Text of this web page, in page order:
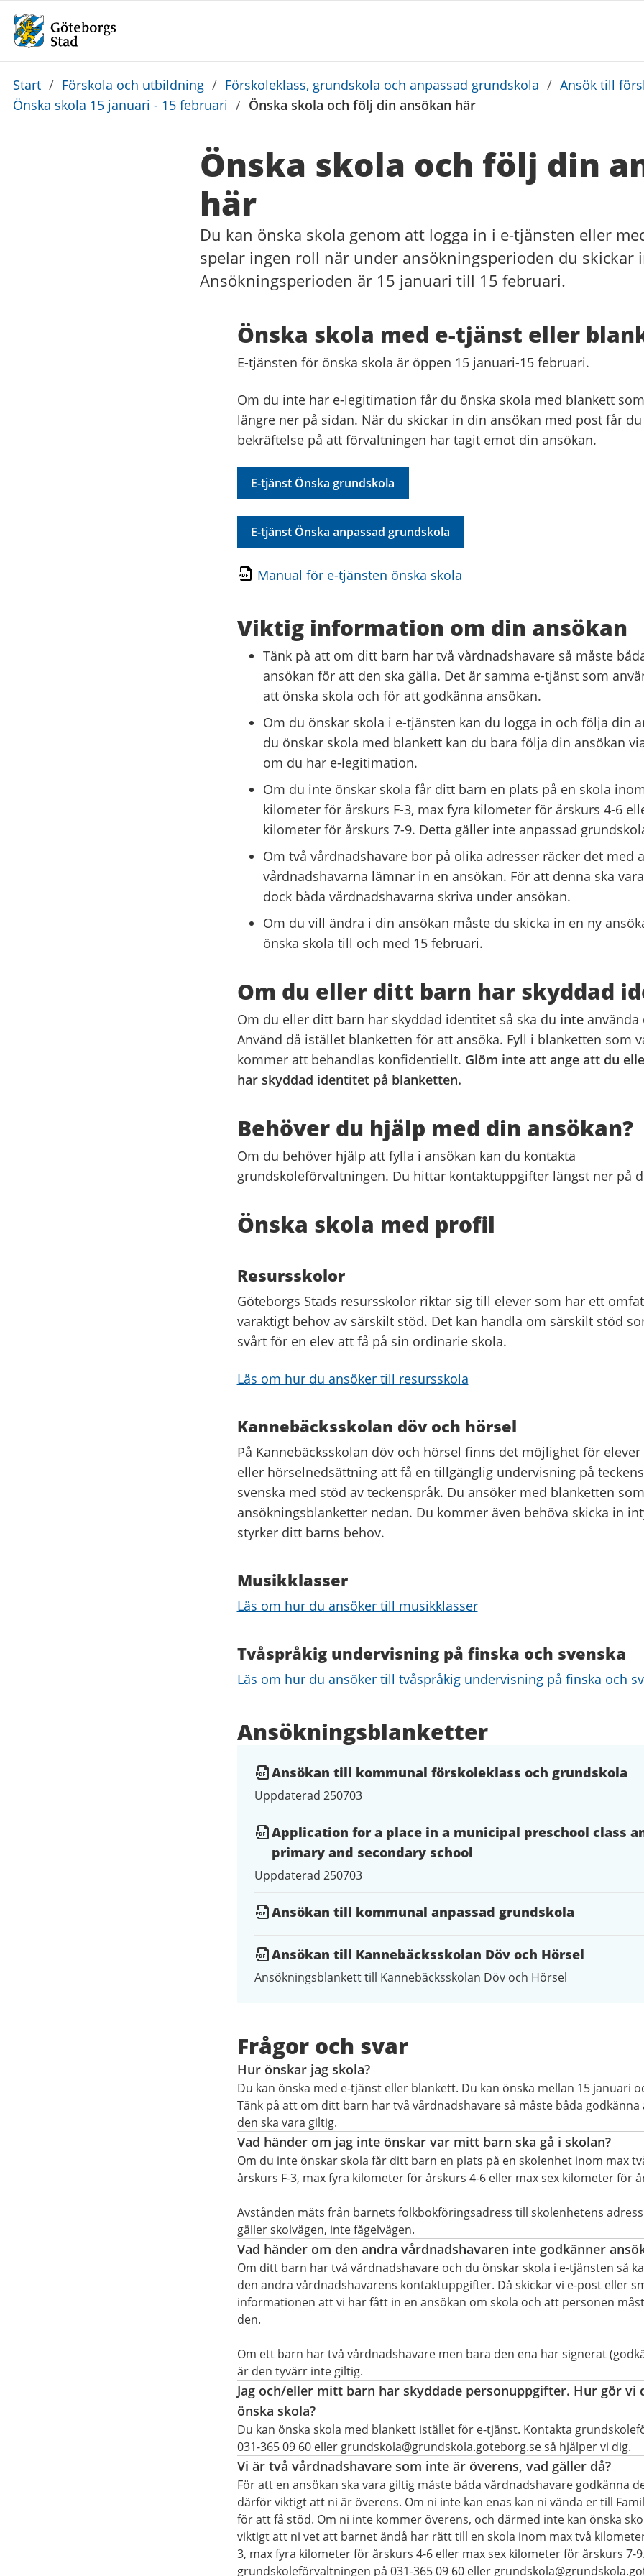
Du
är
Start / Förskola och utbildning / Förskoleklass, grundskola och anpassad grundskola / Ansök till
Önska skola 15 januari - 15 februari / Önska skola och följ din ansökan här
Önska skola och följ din
här
Du kan önska skola genom att logga in i e-tjänsten eller
spelar ingen roll när under ansökningsperioden du skickar
Ansökningsperioden är 15 januari till 15 februari.
Önska skola med e-tjänst eller
E-tjänsten för önska skola är öppen 15 januari-15 februari.
Om du inte har e-legitimation får du önska skola med blankett
längre ner på sidan. När du skickar in din ansökan med post får
bekräftelse på att förvaltningen har tagit emot din ansökan.
E-tjänst Önska grundskola
E-tjänst Önska anpassad grundskola
Manual för e-tjänsten önska skola
Viktig information om din ansökan
Tänk på att om ditt barn har två vårdnadshavare så måste
ansökan för att den ska gälla. Det är samma e-tjänst som
att önska skola och för att godkänna ansökan.
Om du önskar skola i e-tjänsten kan du logga in och följa din
du önskar skola med blankett kan du bara följa din ansökan
om du har e-legitimation.
Om du inte önskar skola får ditt barn en plats på en skola
kilometer för årskurs F-3, max fyra kilometer för årskurs 4-6
kilometer för årskurs 7-9. Detta gäller inte anpassad
Om två vårdnadshavare bor på olika adresser räcker det med
vårdnadshavarna lämnar in en ansökan. För att denna ska
dock båda vårdnadshavarna skriva under ansökan.
Om du vill ändra i din ansökan måste du skicka in en ny
önska skola till och med 15 februari.
Om du eller ditt barn har skyddad
Om du eller ditt barn har skyddad identitet så ska du inteanvända
Använd då istället blanketten för att ansöka. Fyll i blanketten som
kommer att behandlas konfidentiellt. Glöm inte att ange att du
har skyddad identitet på blanketten.
Behöver du hjälp med din ansökan?
Om du behöver hjälp att fylla i ansökan kan du kontakta
grundskoleförvaltningen. Du hittar kontaktuppgifter längst ner på
Önska skola med profil
Resursskolor
Göteborgs Stads resursskolor riktar sig till elever som har ett
varaktigt behov av särskilt stöd. Det kan handla om särskilt stöd
svårt för en elev att få på sin ordinarie skola.
Läs om hur du ansöker till resursskola
Kannebäcksskolan döv och hörsel
På Kannebäcksskolan döv och hörsel finns det möjlighet för
eller hörselnedsättning att få en tillgänglig undervisning på
svenska med stöd av teckenspråk. Du ansöker med blanketten
ansökningsblanketter nedan. Du kommer även behöva skicka in
styrker ditt barns behov.
Musikklasser
Läs om hur du ansöker till musikklasser
Tvåspråkig undervisning på finska och svenska
Läs om hur du ansöker till tvåspråkig undervisning på finska och
Ansökningsblanketter
Ansökan till kommunal förskoleklass och grundskola
Uppdaterad 250703
Application for a place in a municipal preschool class
primary and secondary school
Uppdaterad 250703
Ansökan till kommunal anpassad grundskola
Ansökan till Kannebäcksskolan Döv och Hörsel
Ansökningsblankett till Kannebäcksskolan Döv och Hörsel
Frågor och svar
Hur önskar jag skola?
Du kan önska med e-tjänst eller blankett. Du kan önska mellan 15 januari
Tänk på att om ditt barn har två vårdnadshavare så måste båda
den ska vara giltig.
Vad händer om jag inte önskar var mitt barn ska gå i skolan?
Om du inte önskar skola får ditt barn en plats på en skolenhet inom max
årskurs F-3, max fyra kilometer för årskurs 4-6 eller max sex kilometer för
Avstånden mäts från barnets folkbokföringsadress till skolenhetens
gäller skolvägen, inte fågelvägen.
Vad händer om den andra vårdnadshavaren inte godkänner
Om ditt barn har två vårdnadshavare och du önskar skola i e-tjänsten så
den andra vårdnadshavarens kontaktuppgifter. Då skickar vi e-post eller
informationen att vi har fått in en ansökan om skola och att personen
den.
Om ett barn har två vårdnadshavare men bara den ena har signerat
är den tyvärr inte giltig.
Jag och/eller mitt barn har skyddade personuppgifter. Hur gör vi
önska skola?
Du kan önska skola med blankett istället för e-tjänst. Kontakta
031-365 09 60 eller grundskola@grundskola.goteborg.se så hjälper vi dig.
Vi är två vårdnadshavare som inte är överens, vad gäller då?
För att en ansökan ska vara giltig måste båda vårdnadshavare godkänna
därför viktigt att ni är överens. Om ni inte kan enas kan ni vända er till
för att få stöd. Om ni inte kommer överens, och därmed inte kan önska
viktigt att ni vet att barnet ändå har rätt till en skola inom max två
3, max fyra kilometer för årskurs 4-6 eller max sex kilometer för årskurs 7-
grundskoleförvaltningen på 031-365 09 60 eller